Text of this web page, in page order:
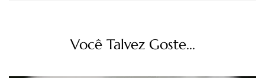
Você Talvez Goste...